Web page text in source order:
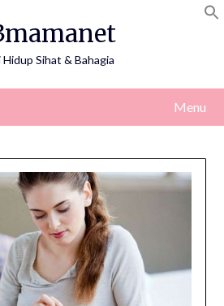
Hidup Sihat & Bahagia
Menu